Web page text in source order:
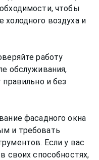
чтобы
холодного воздуха и
работу
обслуживания,
и без
фасадного окна
и требовать
Если у вас
своих способностях,